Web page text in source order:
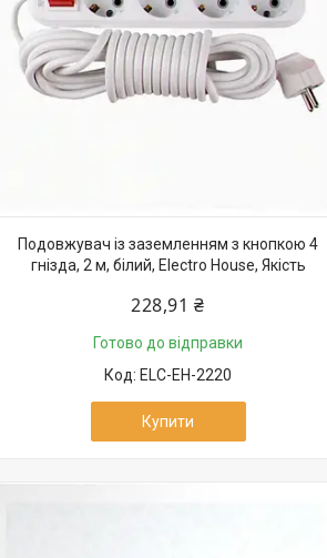
Подовжувач із заземленням з кнопкою 4
гнізда, 2 м, білий, Electro House, Якість
228,91 ₴
Готово до відправки
ELC-EH-2220
Купити